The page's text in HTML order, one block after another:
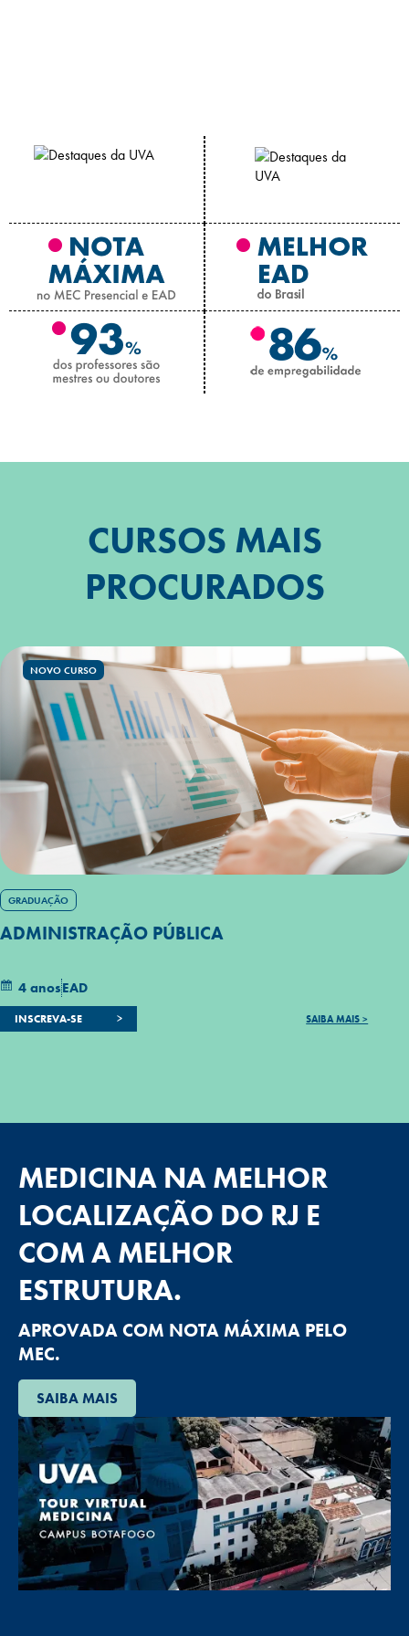
CURSOS MAIS
PROCURADOS
NOVO CURSO
GRADUAÇÃO
ADMINISTRAÇÃO PÚBLICA
4 anosEAD
INSCREVA-SE SAIBA MAIS >
MEDICINA NA MELHOR
LOCALIZAÇÃO DO RJ E
COM A MELHOR
ESTRUTURA.
APROVADA COM NOTA MÁXIMA PELO
MEC.
SAIBA MAIS